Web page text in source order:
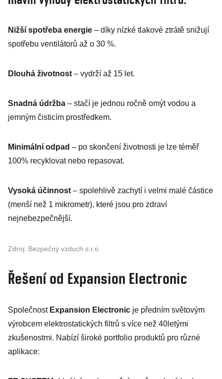
Nižší spotřeba energie – díky nízké tlakové ztrátě snižují
spotřebu ventilátorů až o 30 %.
Dlouhá životnost – vydrží až 15 let.
Snadná údržba – stačí je jednou ročně omýt vodou a
jemným čisticím prostředkem.
Minimální odpad – po skončení životnosti je lze téměř
100% recyklovat nebo repasovat.
Vysoká účinnost – spolehlivě zachytí i velmi malé částice
(menší než 1 mikrometr), které jsou pro zdraví
nejnebezpečnější.
Zdroj: Bezpečný vzduch s.r.o.
Řešení od Expansion Electronic
Společnost Expansion Electronic je předním světovým
výrobcem elektrostatických filtrů s více než 40letými
zkušenostmi. Nabízí široké portfolio produktů pro různé
aplikace: